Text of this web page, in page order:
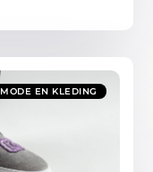
MODE EN KLEDING